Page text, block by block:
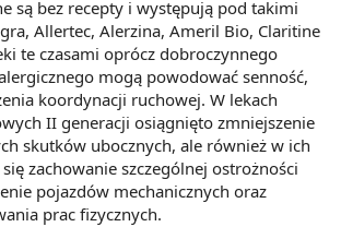
są bez recepty i występują pod takimi
Allertec, Alerzina, Ameril Bio, Claritine
te czasami oprócz dobroczynnego
mogą powodować senność,
koordynacji ruchowej. W lekach
II generacji osiągnięto zmniejszenie
skutków ubocznych, ale również w ich
zachowanie szczególnej ostrożności
pojazdów mechanicznych oraz
prac fizycznych.